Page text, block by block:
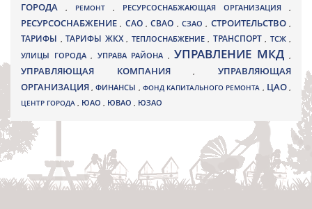
ГОРОДА
, РЕМОНТ , РЕСУРСОСНАБЖАЮЩАЯ ОРГАНИЗАЦИЯ ,
РЕСУРСОСНАБЖЕНИЕ, САО,СВАО ,СЗАО, СТРОИТЕЛЬСТВО,
ТАРИФЫ , ТАРИФЫ ЖКХ , ТЕПЛОСНАБЖЕНИЕ , ТРАНСПОРТ , ТСЖ ,
УЛИЦЫ ГОРОДА , УПРАВА РАЙОНА , УПРАВЛЕНИЕ МКД ,
УПРАВЛЯЮЩАЯ КОМПАНИЯ,УПРАВЛЯЮЩАЯ
ОРГАНИЗАЦИЯ,ФИНАНСЫ , ФОНД КАПИТАЛЬНОГО РЕМОНТА , ЦАО,
ЦЕНТР ГОРОДА , ЮАО , ЮВАО , ЮЗАО